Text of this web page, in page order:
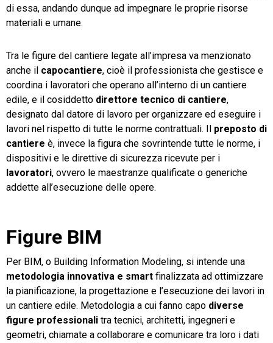
di essa, andando dunque ad impegnare le proprie risorse
materiali e umane.
Tra le figure del cantiere legate all’impresa va menzionato
anche il capocantiere, cioè il professionista che gestisce e
coordina i lavoratori che operano all’interno di un cantiere
edile, e il cosiddetto direttore tecnico di cantiere,
designato dal datore di lavoro per organizzare ed eseguire i
lavori nel rispetto di tutte le norme contrattuali. Il preposto di
cantiere è, invece la figura che sovrintende tutte le norme, i
dispositivi e le direttive di sicurezza ricevute per i
lavoratori, ovvero le maestranze qualificate o generiche
addette all’esecuzione delle opere.
Figure BIM
Per BIM, o Building Information Modeling, si intende una
metodologia innovativa e smart finalizzata ad ottimizzare
la pianificazione, la progettazione e l’esecuzione dei lavori in
un cantiere edile. Metodologia a cui fanno capo diverse
figure professionali tra tecnici, architetti, ingegneri e
geometri, chiamate a collaborare e comunicare tra loro i dati